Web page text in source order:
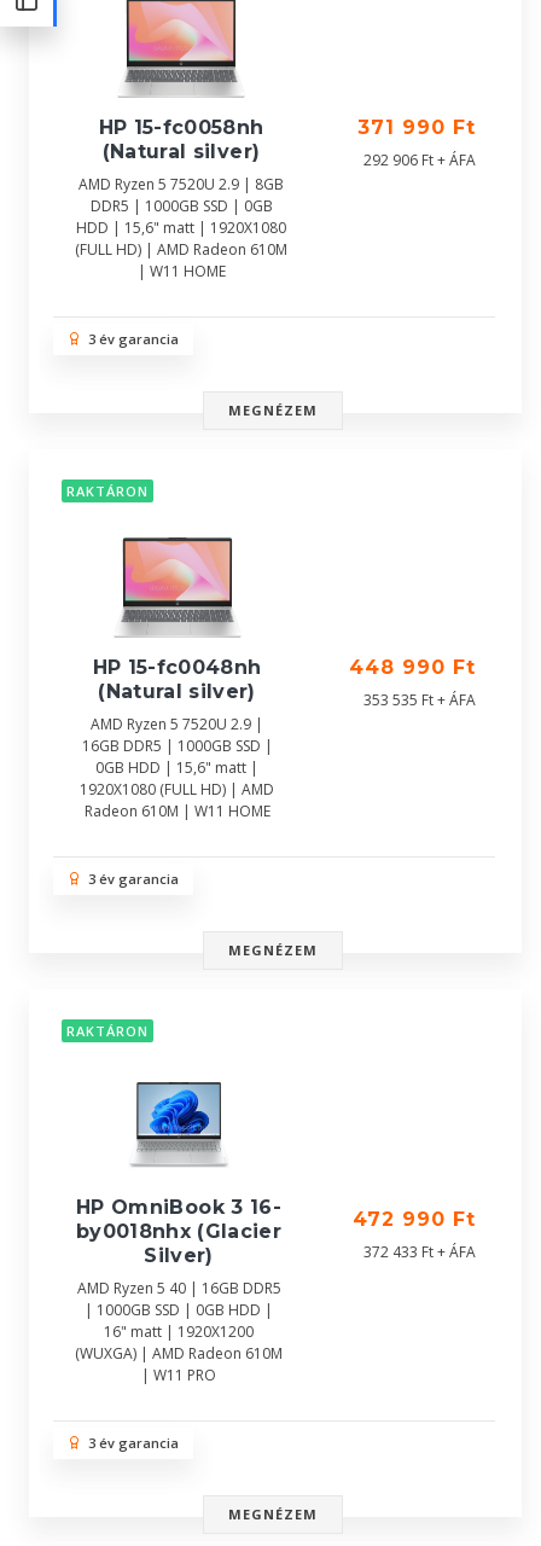
HP 15-fc0058nh
(Natural silver)
AMD Ryzen 5 7520U 2.9 | 8GB
DDR5 | 1000GB SSD | 0GB
HDD | 15,6" matt | 1920X1080
(FULL HD) | AMD Radeon 610M
| W11 HOME
371 990 Ft
292 906 Ft + ÁFA
3 év garancia
MEGNÉZEM
RAKTÁRON
HP 15-fc0048nh
(Natural silver)
AMD Ryzen 5 7520U 2.9 |
16GB DDR5 | 1000GB SSD |
0GB HDD | 15,6" matt |
1920X1080 (FULL HD) | AMD
Radeon 610M | W11 HOME
448 990 Ft
353 535 Ft + ÁFA
3 év garancia
MEGNÉZEM
RAKTÁRON
HP OmniBook 3 16-
by0018nhx (Glacier
Silver)
AMD Ryzen 5 40 | 16GB DDR5
| 1000GB SSD | 0GB HDD |
16" matt | 1920X1200
(WUXGA) | AMD Radeon 610M
| W11 PRO
472 990 Ft
372 433 Ft + ÁFA
3 év garancia
MEGNÉZEM